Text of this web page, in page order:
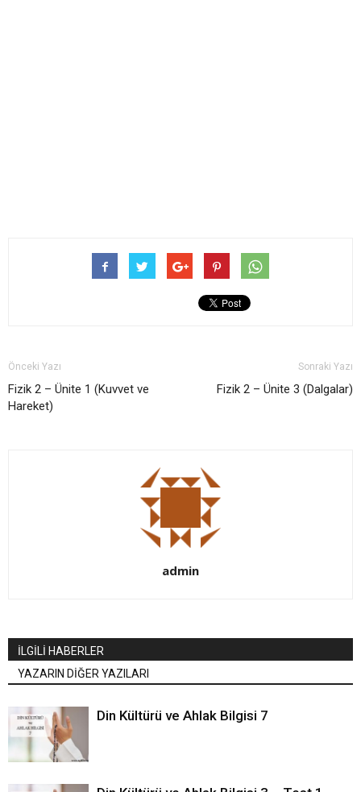
Önceki Yazı
Fizik 2 – Ünite 1 (Kuvvet ve
Hareket)
Sonraki Yazı
Fizik 2 – Ünite 3 (Dalgalar)
admin
İLGİLİ HABERLER
YAZARIN DİĞER YAZILARI
Din Kültürü ve Ahlak Bilgisi 7